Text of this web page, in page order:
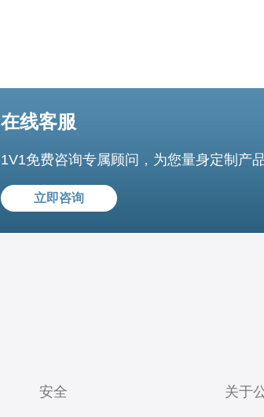
在线客服
1V1免费咨询专属顾问，为您量身定制产
立即咨询
安全 关于